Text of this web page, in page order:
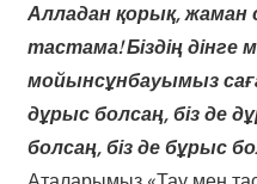
Алладан қорық, жаман
тастама! Біздің
мойынсұнбауымыз
дұрыс болсаң, біз де
болсаң, біз де бұрыс